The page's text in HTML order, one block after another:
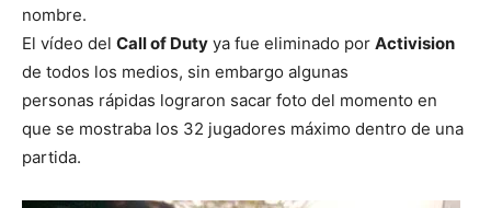
nombre.
El vídeo del Call of Duty ya fue eliminado por Activision
de todos los medios, sin embargo algunas
personas rápidas lograron sacar foto del momento en
que se mostraba los 32 jugadores máximo dentro de una
partida.